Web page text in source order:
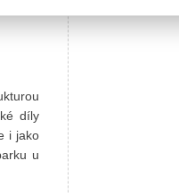
díly
i jako
u